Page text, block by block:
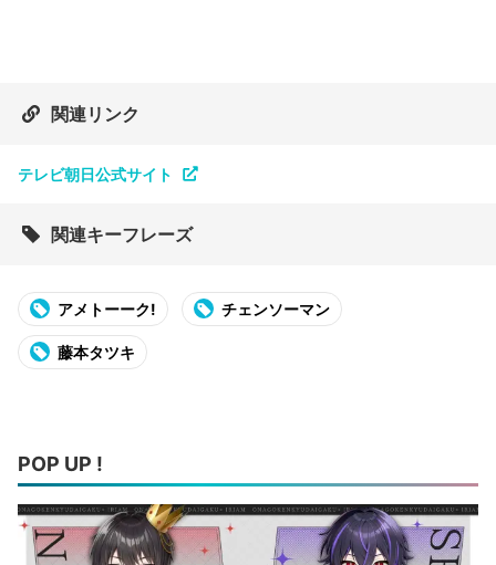
関連リンク
テレビ朝日公式サイト
関連キーフレーズ
アメトーーク! チェンソーマン
藤本タツキ
POP UP !